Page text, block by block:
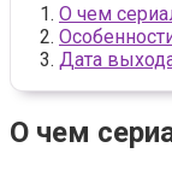
О чем
Дата
О чем